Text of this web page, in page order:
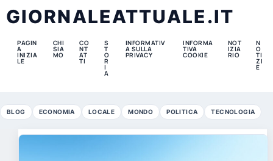
GIORNALEATTUALE.IT
PAGIN
A
INIZIA
LE
CHI
SIA
MO
CO
NT
AT
TI
S
T
O
R
I
A
INFORMATIV
A SULLA
PRIVACY
INFORMA
TIVA
COOKIE
NOT
IZIA
RIO
N
O
TI
ZI
E
BLOG ECONOMIA LOCALE MONDO POLITICA TECNOLOGIA